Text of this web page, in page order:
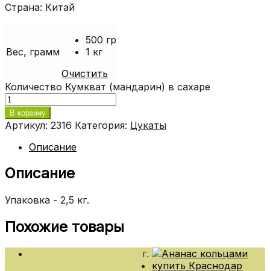
Страна: Китай
Вес, грамм
500 гр
1 кг
Очистить
Количество Кумкват (мандарин) в сахаре
В корзину
Артикул: 2316 Категория: Цукаты
Описание
Описание
Упаковка - 2,5 кг.
Похожие товары
г.